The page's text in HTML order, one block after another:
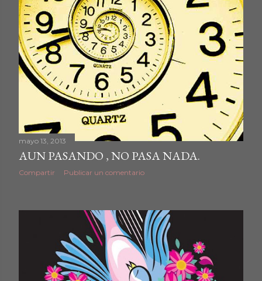
mayo 13, 2013
AUN PASANDO , NO PASA NADA.
Compartir Publicar un comentario